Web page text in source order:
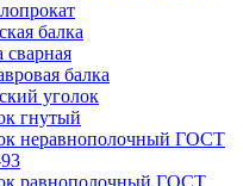
балка
сварная
балка
уголок
гнутый
неравнополочный ГОСТ
равнополочный ГОСТ